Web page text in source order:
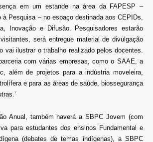
em um estande na área da FAPESP –
à Pesquisa – no espaço destinada aos CEPIDs,
Inovação e Difusão. Pesquisadores estarão
será entregue material de divulgação
vai ilustrar o trabalho realizado pelos docentes.
com várias empresas, como o SAAE, a
além de projetos para a indústria moveleira,
e para as áreas de saúde, biossegurança
Anual, também haverá a SBPC Jovem (com
para estudantes dos ensinos Fundamental e
(debates de temas indígenas), a SBPC